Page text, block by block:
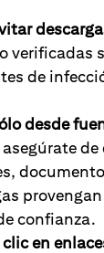
verificadas
de
desde
asegúrate de
confianza.
en